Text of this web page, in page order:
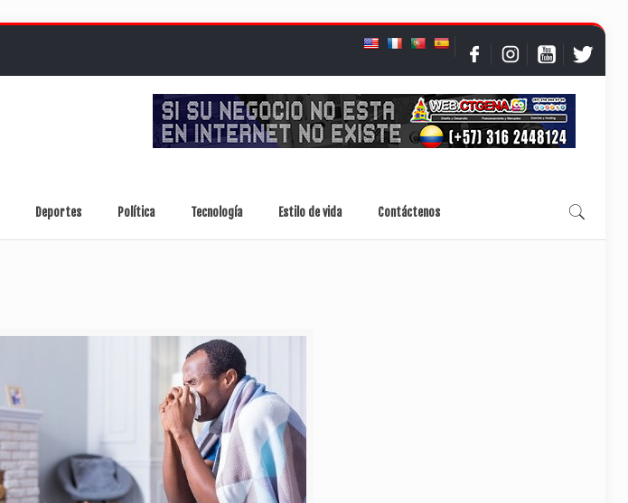
Deportes Política Tecnología Estilo de vida Contáctenos